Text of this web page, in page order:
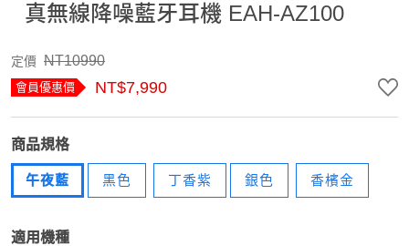
真無線降噪藍牙耳機 EAH-AZ100
定價 NT10990
會員優惠價 NT$7,990
商品規格
午夜藍 黑色 丁香紫 銀色 香檳金
適用機種